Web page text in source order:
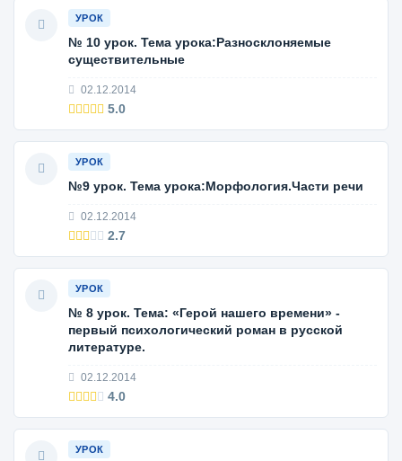
УРОК
№ 10 урок. Тема урока:Разносклоняемые
существительные
02.12.2014
5.0
УРОК
№9 урок. Тема урока:Морфология.Части речи
02.12.2014
2.7
УРОК
№ 8 урок. Тема: «Герой нашего времени» -
первый психологический роман в русской
литературе.
02.12.2014
4.0
УРОК